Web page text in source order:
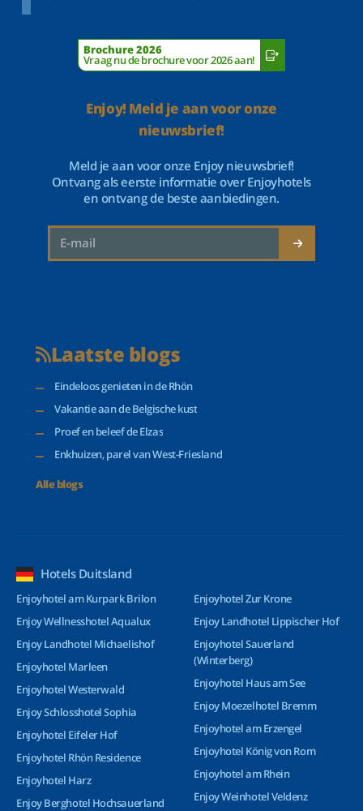
Brochure 2026
Vraag nu de brochure voor 2026 aan!
Enjoy! Meld je aan voor onze
nieuwsbrief!
Meld je aan voor onze Enjoy nieuwsbrief!
Ontvang als eerste informatie over Enjoyhotels
en ontvang de beste aanbiedingen.
Laatste blogs
Eindeloos genieten in de Rhön
Vakantie aan de Belgische kust
Proef en beleef de Elzas
Enkhuizen, parel van West-Friesland
Alle blogs
Hotels Duitsland
Enjoyhotel am Kurpark Brilon
Enjoy Wellnesshotel Aqualux
Enjoy Landhotel Michaelishof
Enjoyhotel Marleen
Enjoyhotel Westerwald
Enjoy Schlosshotel Sophia
Enjoyhotel Eifeler Hof
Enjoyhotel Rhön Residence
Enjoyhotel Harz
Enjoy Berghotel Hochsauerland
Enjoyhotel Zur Krone
Enjoy Landhotel Lippischer Hof
Enjoyhotel Sauerland
(Winterberg)
Enjoyhotel Haus am See
Enjoy Moezelhotel Bremm
Enjoyhotel am Erzengel
Enjoyhotel König von Rom
Enjoyhotel am Rhein
Enjoy Weinhotel Veldenz